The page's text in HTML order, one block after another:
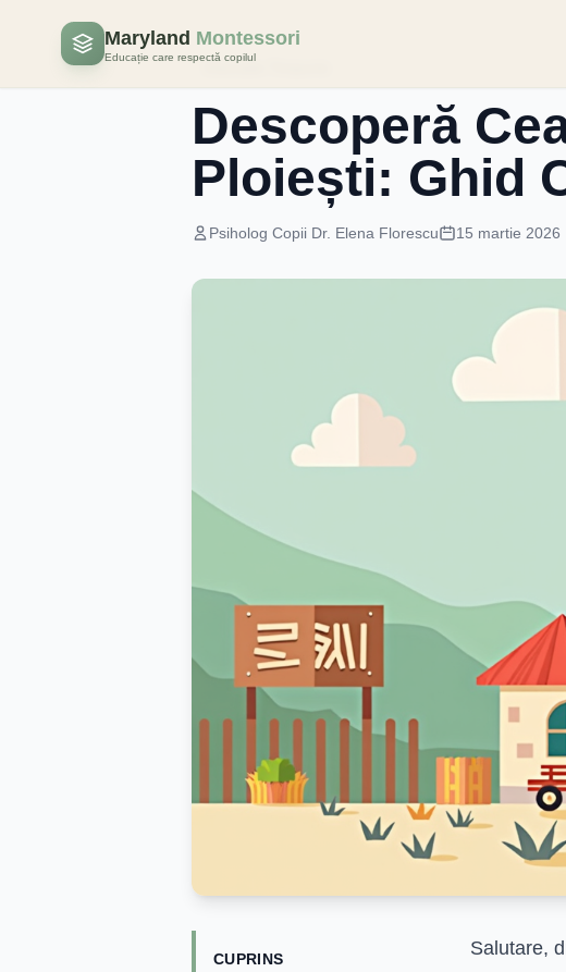
Maryland Montessori
Educație care respectă copilul
Educatie Timpurie
Descoperă
Ploiești: Ghid
Psiholog Copii Dr. Elena Florescu 15 martie 2026
CUPRINS
Salutare,